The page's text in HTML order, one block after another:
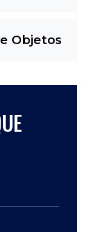
Objetos